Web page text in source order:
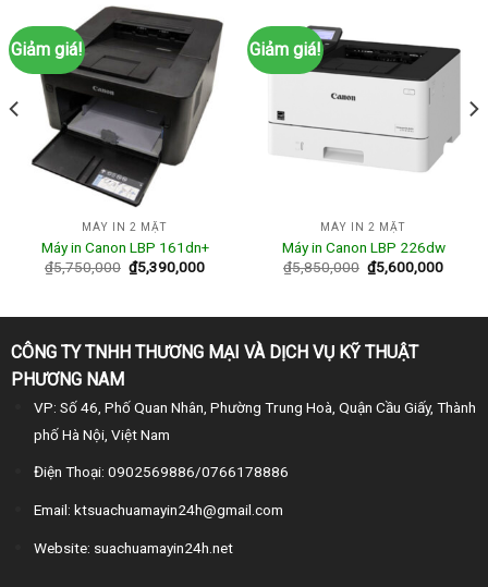
Giảm giá!
MÁY IN 2 MẶT
Máy in Canon LBP 161dn+
₫5,750,000 ₫5,390,000
Giảm giá!
MÁY IN 2 MẶT
Máy in Canon LBP 226dw
₫5,850,000 ₫5,600,000
CÔNG TY TNHH THƯƠNG MẠI VÀ DỊCH VỤ KỸ THUẬT
PHƯƠNG NAM
VP: Số 46, Phố Quan Nhân, Phường Trung Hoà, Quận Cầu Giấy, Thành
phố Hà Nội, Việt Nam
Điện Thoại: 0902569886/0766178886
Email: ktsuachuamayin24h@gmail.com
Website: suachuamayin24h.net